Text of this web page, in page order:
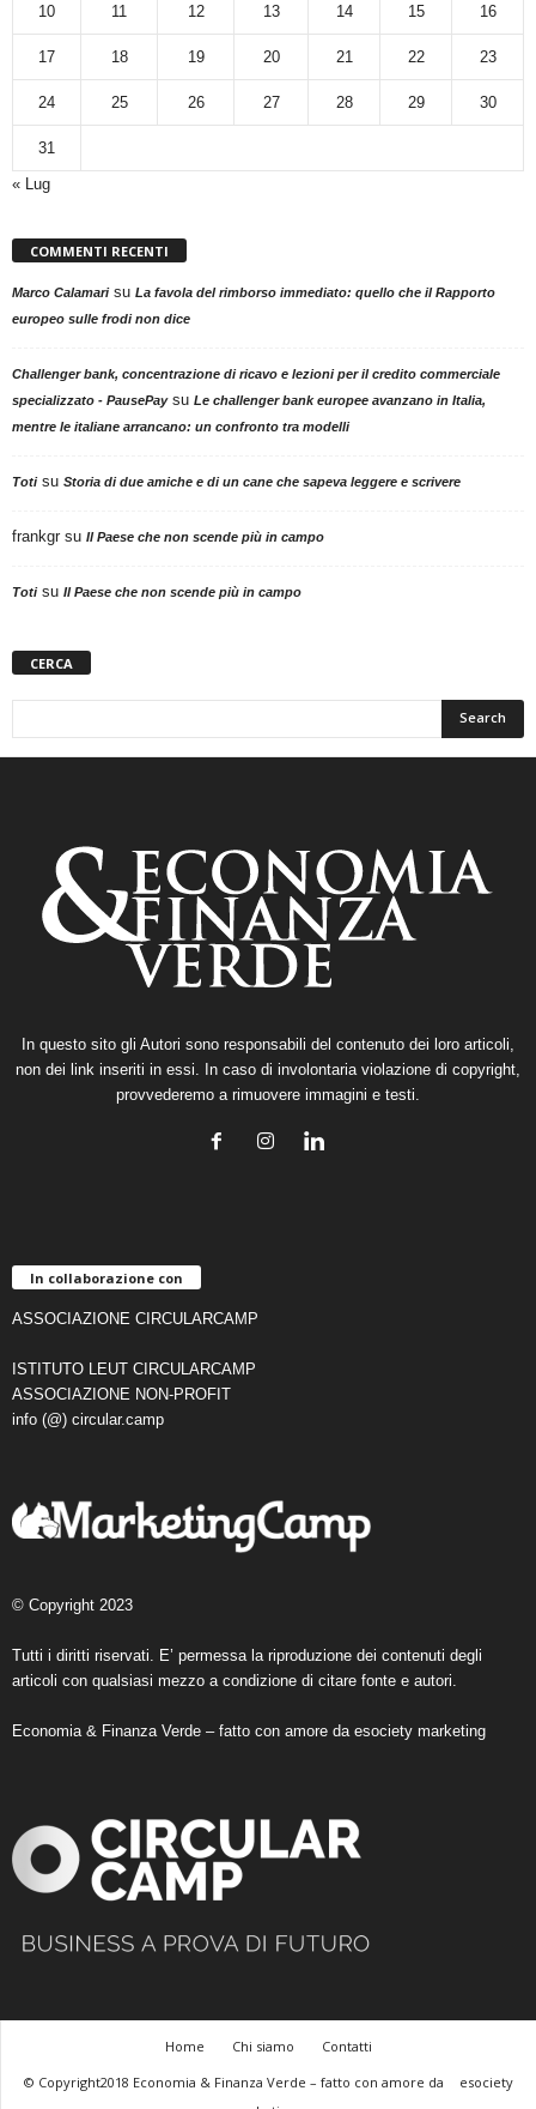
10 11 12 13 14 15 16
17 18 19 20 21 22 23
24 25 26 27 28 29 30
31
« Lug
COMMENTI RECENTI
Marco Calamarisu La favola del rimborso immediato: quello che il Rapporto
europeo sulle frodi non dice
Challenger bank, concentrazione di ricavo e lezioni per il credito commerciale
specializzato - PausePaysu Le challenger bank europee avanzano in Italia,
mentre le italiane arrancano: un confronto tra modelli
Totisu Storia di due amiche e di un cane che sapeva leggere e scrivere
frankgr su Il Paese che non scende più in campo
Totisu Il Paese che non scende più in campo
CERCA
In questo sito gli Autori sono responsabili del contenuto dei loro articoli,
non dei link inseriti in essi. In caso di involontaria violazione di copyright,
provvederemo a rimuovere immagini e testi.
In collaborazione con
ASSOCIAZIONE CIRCULARCAMP
ISTITUTO LEUT CIRCULARCAMP
ASSOCIAZIONE NON-PROFIT
info (@) circular.camp
© Copyright 2023
Tutti i diritti riservati. E’ permessa la riproduzione dei contenuti degli
articoli con qualsiasi mezzo a condizione di citare fonte e autori.
Economia & Finanza Verde – fatto con amore da esociety marketing
Home Chi siamo
Contatti
© Copyright2018 Economia & Finanza Verde – fatto con amore da
esociety